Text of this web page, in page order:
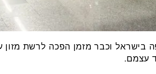
וכבר מזמן הפכה לרשת מזון
עצמם.